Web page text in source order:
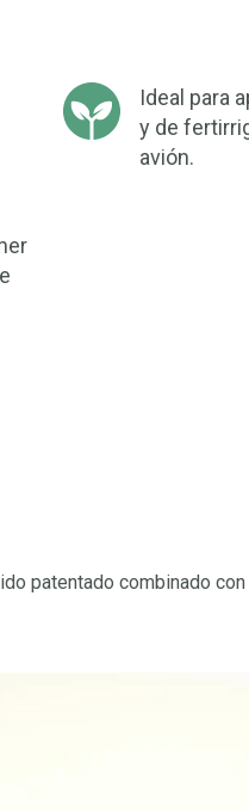
Ideal para
y de
avión.
patentado combinado